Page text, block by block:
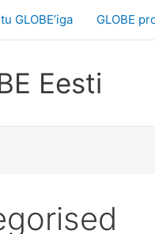
GLOBE’iga GLOBE
Eesti